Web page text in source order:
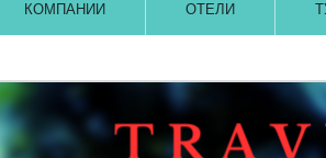
КОМПАНИИ ОТЕЛИ